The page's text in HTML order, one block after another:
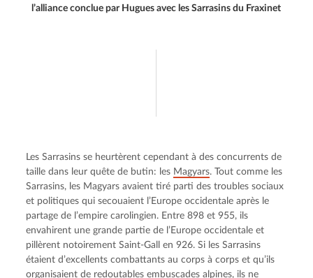
l’alliance conclue par Hugues avec les Sarrasins du Fraxinet
Les Sarrasins se heurtèrent cependant à des concurrents de
taille dans leur quête de butin: les Magyars. Tout comme les
Sarrasins, les Magyars avaient tiré parti des troubles sociaux
et politiques qui secouaient l’Europe occidentale après le
partage de l’empire carolingien. Entre 898 et 955, ils
envahirent une grande partie de l’Europe occidentale et
pillèrent notoirement Saint-Gall en 926. Si les Sarrasins
étaient d’excellents combattants au corps à corps et qu’ils
organisaient de redoutables embuscades alpines, ils ne